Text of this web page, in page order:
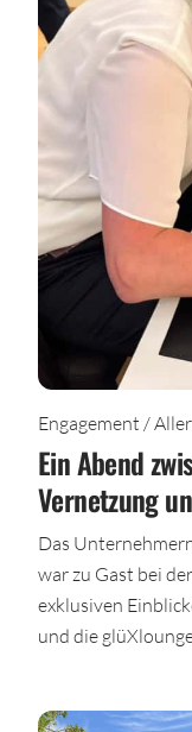
Engagement /
Ein Abend
Vernetzung
Das
war zu Gast bei
exklusiven
und die